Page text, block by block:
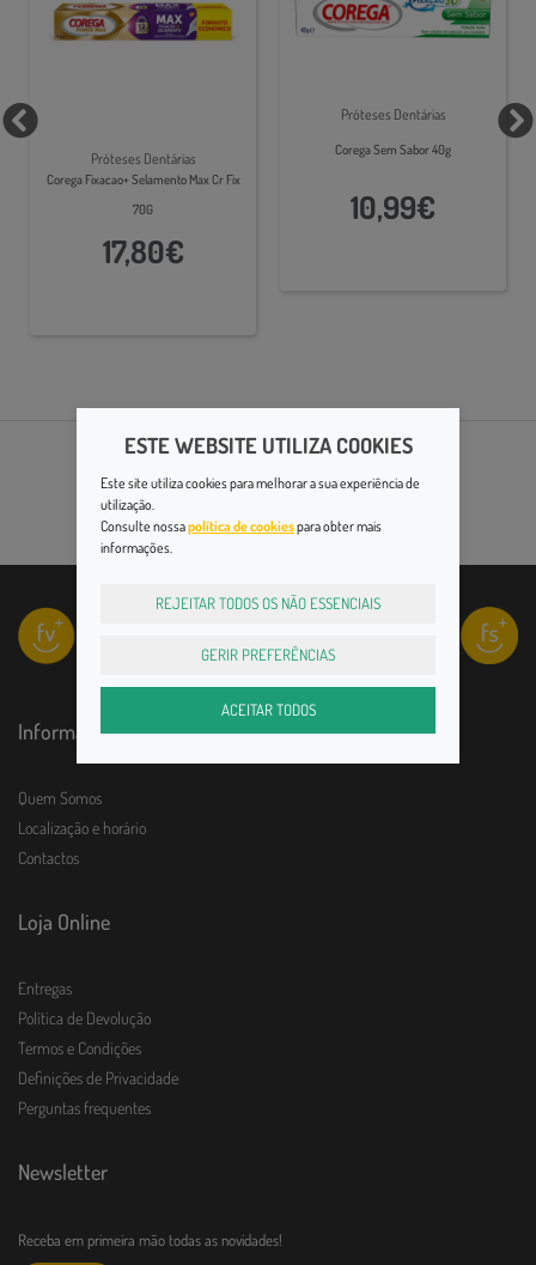
Próteses Dentárias
Corega Fixacao+ Selamento Max Cr Fix
70G
17,80€
Próteses Dentárias
Corega Sem Sabor 40g
10,99€
Informações
Quem Somos
Localização e horário
Contactos
Loja Online
Entregas
Política de Devolução
Termos e Condições
Definições de Privacidade
Perguntas frequentes
Newsletter
Receba em primeira mão todas as novidades!
ESTE WEBSITE UTILIZA COOKIES
Este site utiliza cookies para melhorar a sua experiência de
utilização.
Consulte nossapolítica de cookiespara obter mais
informações.
REJEITAR TODOS OS NÃO ESSENCIAIS
GERIR PREFERÊNCIAS
ACEITAR TODOS